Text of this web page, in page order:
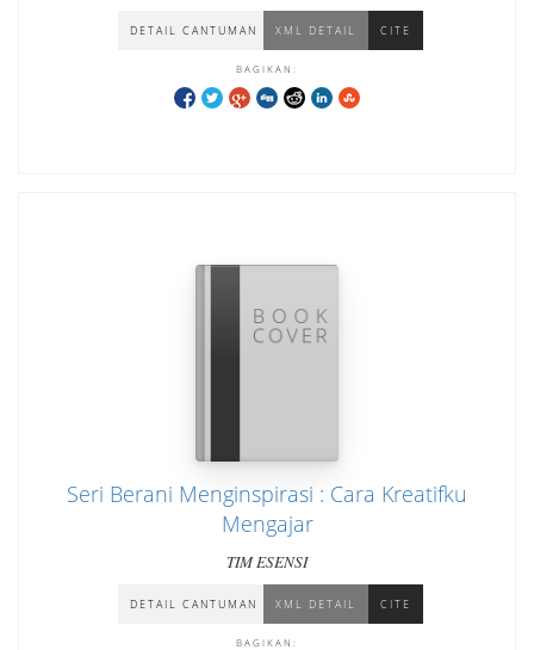
DETAIL CANTUMAN XML DETAIL CITE
BAGIKAN:
Seri Berani Menginspirasi : Cara Kreatifku
Mengajar
TIM ESENSI
DETAIL CANTUMAN XML DETAIL CITE
BAGIKAN: